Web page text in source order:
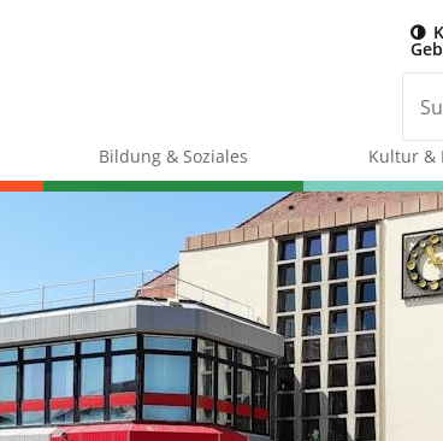
Bildung & Soziales Kultur &